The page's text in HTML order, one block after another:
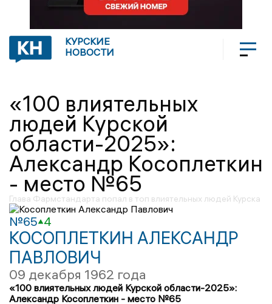
КУРСКИЕ
НОВОСТИ
«100 влиятельных
людей Курской
области-2025»:
Александр Косоплеткин
- место №65
Глава Фармстандарта попал в топ влиятельных людей Курска
№65 4
КОСОПЛЕТКИН АЛЕКСАНДР
ПАВЛОВИЧ
09 декабря 1962 года
«100 влиятельных людей Курской области-2025»:
Александр Косоплеткин - место №65